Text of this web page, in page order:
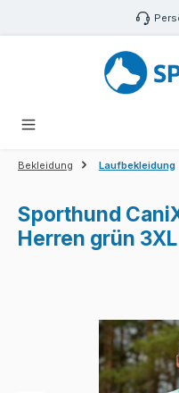
Zum Hauptinhalt springen
Bekleidung Laufbekleidung
Sporthund
Herren grün 3XL
Bildergalerie überspringen